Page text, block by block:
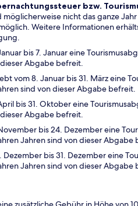
bzw.
möglicherweise nicht das ganze
Weitere Informationen
bis 7. Januar eine
Abgabe befreit.
vom 8. Januar bis 31. März eine
sind von dieser Abgabe befreit.
bis 31. Oktober eine
Abgabe befreit.
bis 24. Dezember eine
Jahren sind von dieser Abgabe
bis 31. Dezember eine
Jahren sind von dieser Abgabe